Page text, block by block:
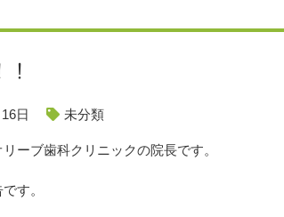
日 未分類
ーブ歯科クリニックの院長です。
す。